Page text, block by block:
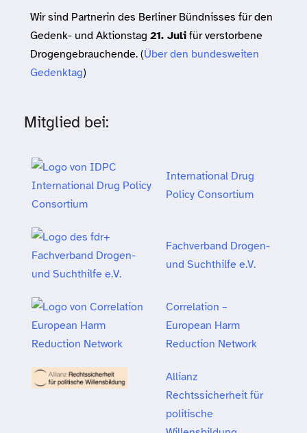
Wir sind Partnerin des Berliner Bündnisses für den
Gedenk- und Aktionstag 21. Julifür verstorbene
Drogengebrauchende. (Über den bundesweiten
Gedenktag)
Mitglied bei:
International Drug
Policy Consortium
Fachverband Drogen-
und Suchthilfe e.V.
Correlation –
European Harm
Reduction Network
Allianz
Rechtssicherheit für
politische